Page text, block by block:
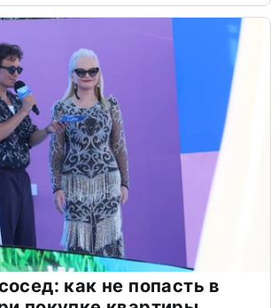
как не попасть в